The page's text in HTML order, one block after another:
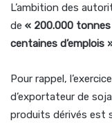
L’ambition des
de « 200.000 tonnes
centaines d’emplois
Pour rappel,
d’exportateur de
produits dérivés est